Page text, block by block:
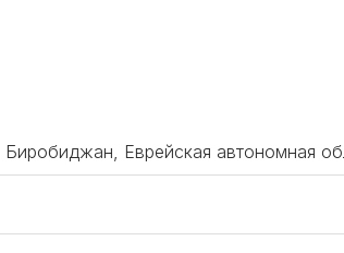
Биробиджан, Еврейская автономная